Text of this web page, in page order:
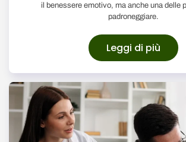
il benessere emotivo, ma anche una delle
padroneggiare.
Leggi di più